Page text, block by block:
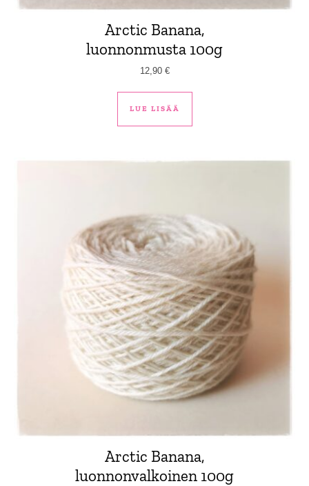
Arctic Banana,
luonnonmusta 100g
12,90 €
LUE LISÄÄ
Arctic Banana,
luonnonvalkoinen 100g